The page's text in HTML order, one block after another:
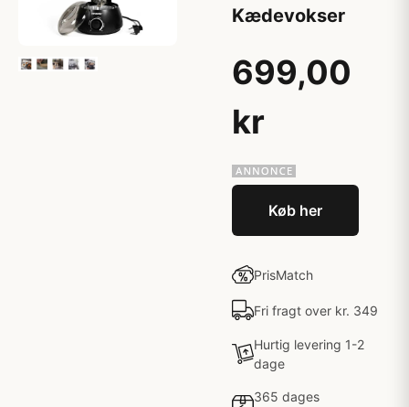
Kædevokser
699,00
kr
Køb her
PrisMatch
Fri fragt over kr. 349
Hurtig levering 1-2
dage
365 dages